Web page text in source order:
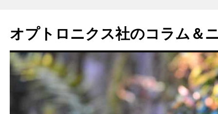
オプトロニクス社のコラム＆